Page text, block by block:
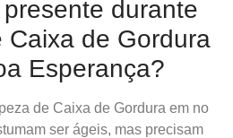
durante
Caixa de Gordura
Esperança?
de Caixa de Gordura em no
ser ágeis, mas precisam